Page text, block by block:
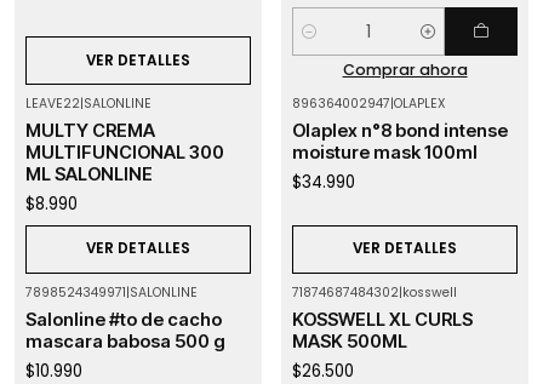
VER DETALLES
Cantidad
Comprar ahora
LEAVE22|SALONLINE
MULTY CREMA
MULTIFUNCIONAL 300
ML SALONLINE
$8.990
VER DETALLES
896364002947|OLAPLEX
Olaplex n°8 bond intense
moisture mask 100ml
$34.990
VER DETALLES
7898524349971|SALONLINE
Salonline #to de cacho
mascara babosa 500 g
$10.990
71874687484302|kosswell
KOSSWELL XL CURLS
MASK 500ML
$26.500